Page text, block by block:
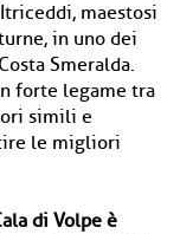
maestosi
in uno dei
Smeralda.
forte legame tra
simili e
le migliori
di Volpe è